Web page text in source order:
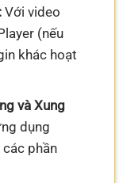
Với video
(nếu
khác hoạt
và Xung
dụng
phần